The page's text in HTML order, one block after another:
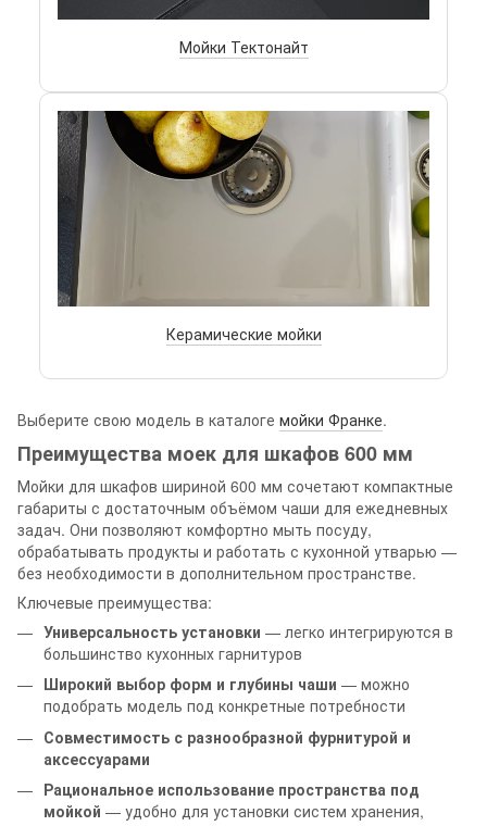
Мойки Тектонайт
Керамические мойки
Выберите свою модель в каталоге мойки Франке.
Преимущества моек для шкафов 600 мм
Мойки для шкафов шириной 600 мм сочетают компактные
габариты с достаточным объёмом чаши для ежедневных
задач. Они позволяют комфортно мыть посуду,
обрабатывать продукты и работать с кухонной утварью —
без необходимости в дополнительном пространстве.
Ключевые преимущества:
Универсальность установки — легко интегрируются в
большинство кухонных гарнитуров
Широкий выбор форм и глубины чаши — можно
подобрать модель под конкретные потребности
Совместимость с разнообразной фурнитурой и
аксессуарами
Рациональное использование пространства под
мойкой — удобно для установки систем хранения,